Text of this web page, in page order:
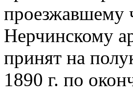
проезжавшему
Нерчинскому
принят на
1890 г. по